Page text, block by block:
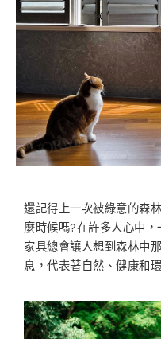
還記得上一次被綠意的森
麼時候嗎?在許多人心中
家具總會讓人想到森林中
息，代表著自然、健康和